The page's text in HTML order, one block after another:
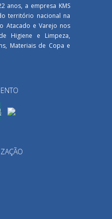
anos, a empresa KMS
território nacional na
Atacado e Varejo nos
Higiene e Limpeza,
Materiais de Copa e